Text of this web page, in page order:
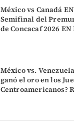
México vs Canadá
Semifinal del
de Concacaf 2026 EN
México vs.
ganó el oro en los
Centroamericanos?